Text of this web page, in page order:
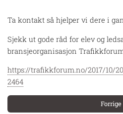
Ta kontakt så hjelper vi dere i
Sjekk ut gode råd for elev og
bransjeorganisasjon
https://trafikkforum.no/2017/10/
2464
Forrige